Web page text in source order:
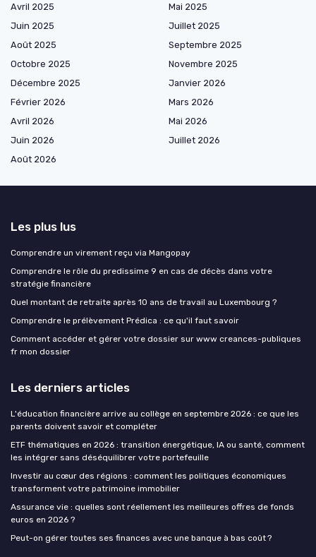
Avril 2025
Mai 2025
Juin 2025
Juillet 2025
Août 2025
Septembre 2025
Octobre 2025
Novembre 2025
Décembre 2025
Janvier 2026
Février 2026
Mars 2026
Avril 2026
Mai 2026
Juin 2026
Juillet 2026
Août 2026
Les plus lus
Comprendre un virement reçu via Mangopay
Comprendre le rôle du predissime 9 en cas de décès dans votre
stratégie financière
Quel montant de retraite après 10 ans de travail au Luxembourg ?
Comprendre le prélèvement Prédica : ce qu'il faut savoir
Comment accéder et gérer votre dossier sur www creances-publiques
fr mon dossier
Les derniers articles
L'éducation financière arrive au collège en septembre 2026 : ce que les
parents doivent savoir et compléter
ETF thématiques en 2026 : transition énergétique, IA ou santé, comment
les intégrer sans déséquilibrer votre portefeuille
Investir au cœur des régions : comment les politiques économiques
transforment votre patrimoine immobilier
Assurance vie : quelles sont réellement les meilleures offres de fonds
euros en 2026 ?
Peut-on gérer toutes ses finances avec une banque à bas coût ?